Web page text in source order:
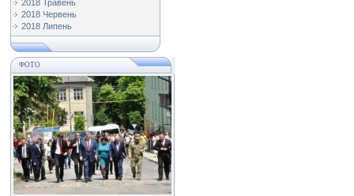
2018 Травень
2018 Червень
2018 Липень
ФОТО